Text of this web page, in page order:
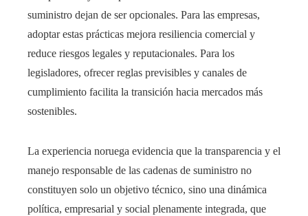
suministro dejan de ser opcionales. Para las empresas,
adoptar estas prácticas mejora resiliencia comercial y
reduce riesgos legales y reputacionales. Para los
legisladores, ofrecer reglas previsibles y canales de
cumplimiento facilita la transición hacia mercados más
sostenibles.
La experiencia noruega evidencia que la transparencia y el
manejo responsable de las cadenas de suministro no
constituyen solo un objetivo técnico, sino una dinámica
política, empresarial y social plenamente integrada, que